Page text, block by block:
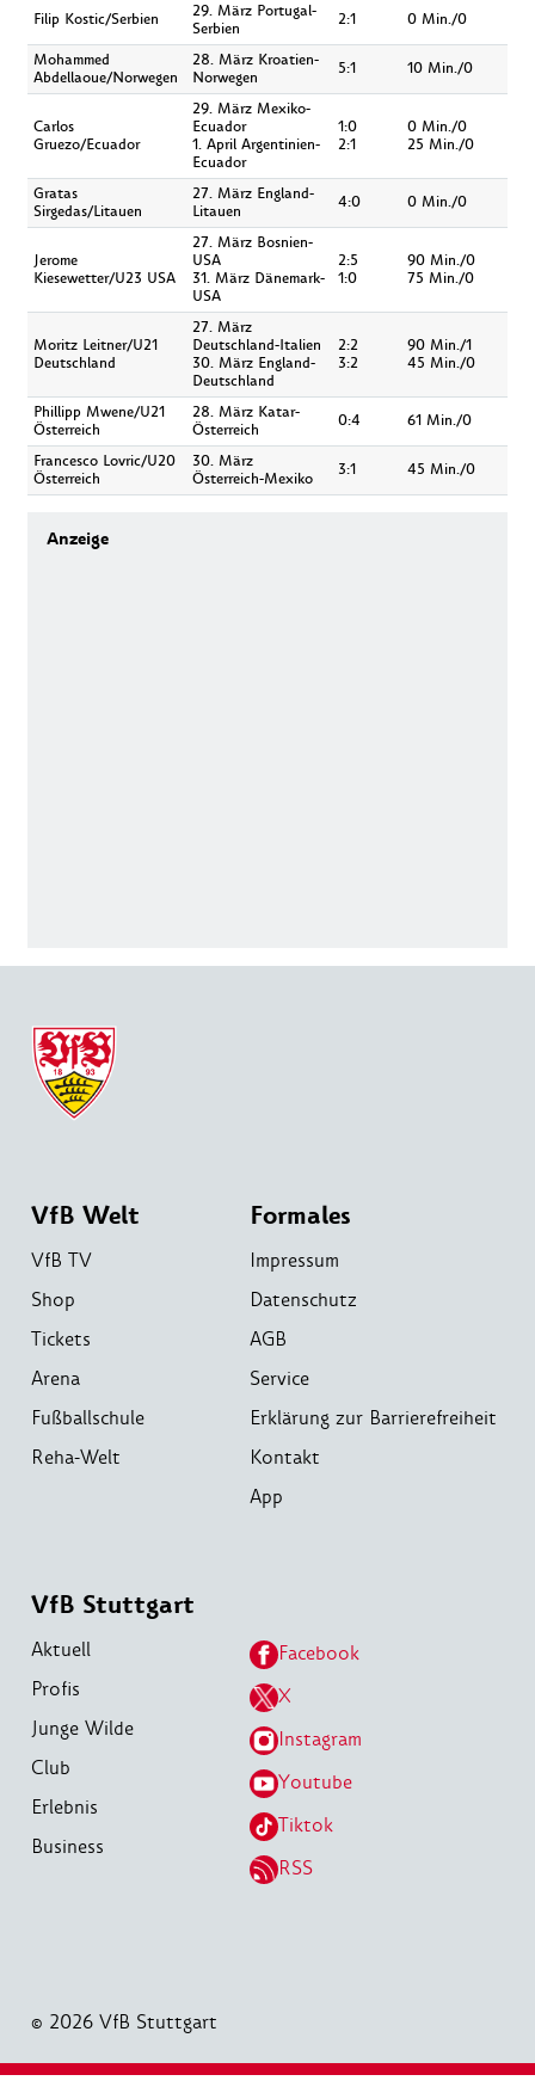
Filip Kostic/Serbien
29. März Portugal-
Serbien
2:1 0 Min./0
Mohammed
Abdellaoue/Norwegen
28. März Kroatien-
Norwegen
5:1 10 Min./0
Carlos
Gruezo/Ecuador
29. März Mexiko-
Ecuador
1. April Argentinien-
Ecuador
1:0
2:1
0 Min./0
25 Min./0
Gratas
Sirgedas/Litauen
27. März England-
Litauen
4:0 0 Min./0
Jerome
Kiesewetter/U23 USA
27. März Bosnien-
USA
31. März Dänemark-
USA
2:5
1:0
90 Min./0
75 Min./0
Moritz Leitner/U21
Deutschland
27. März
Deutschland-Italien
30. März England-
Deutschland
2:2
3:2
90 Min./1
45 Min./0
Phillipp Mwene/U21
Österreich
28. März Katar-
Österreich
0:4 61 Min./0
Francesco Lovric/U20
Österreich
30. März
Österreich-Mexiko
3:1 45 Min./0
VfB Welt
VfB TV
Shop
Tickets
Arena
Fußballschule
Reha-Welt
Formales
Impressum
Datenschutz
AGB
Service
Erklärung zur Barrierefreiheit
Kontakt
App
VfB Stuttgart
Aktuell
Profis
Junge Wilde
Club
Erlebnis
Business
Facebook
X
Instagram
Youtube
Tiktok
RSS
© 2026 VfB Stuttgart